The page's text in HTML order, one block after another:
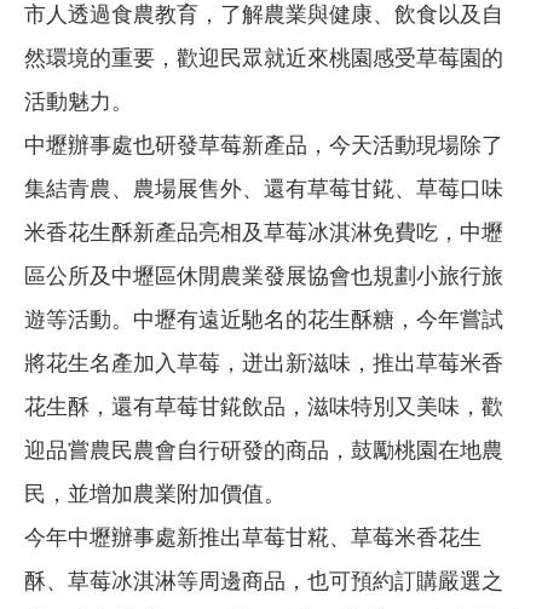
市人透過食農教育，了解農業與健康、飲食以及自
然環境的重要，歡迎民眾就近來桃園感受草莓園的
活動魅力。
中壢辦事處也研發草莓新產品，今天活動現場除了
集結青農、農場展售外、還有草莓甘錵、草莓口味
米香花生酥新產品亮相及草莓冰淇淋免費吃，中壢
區公所及中壢區休閒農業發展協會也規劃小旅行旅
遊等活動。中壢有遠近馳名的花生酥糖，今年嘗試
將花生名產加入草莓，迸出新滋味，推出草莓米香
花生酥，還有草莓甘錵飲品，滋味特別又美味，歡
迎品嘗農民農會自行研發的商品，鼓勵桃園在地農
民，並增加農業附加價值。
今年中壢辦事處新推出草莓甘糀、草莓米香花生
酥、草莓冰淇淋等周邊商品，也可預約訂購嚴選之